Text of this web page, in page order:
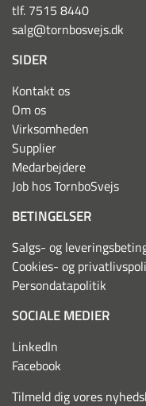
tlf. 7515 8440
salg@tornbosvejs.dk
SIDER
Kontakt os
Om os
Virksomheden
Supplier
Medarbejdere
Job hos TornboSvejs
BETINGELSER
Salgs- og
Cookies- og
Persondatapolitik
SOCIALE MEDIER
LinkedIn
Facebook
Tilmeld dig vores